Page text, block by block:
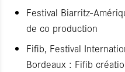
Festival Biarritz-
de co production
Fifib, Festival
Bordeaux : Fifib